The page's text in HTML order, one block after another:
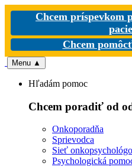
Chcem príspevkom
Chcem
Menu ▲
Hľadám pomoc
Chcem poradiť od
Onkoporadňa
Sprievodca
Sieť
Psychologická